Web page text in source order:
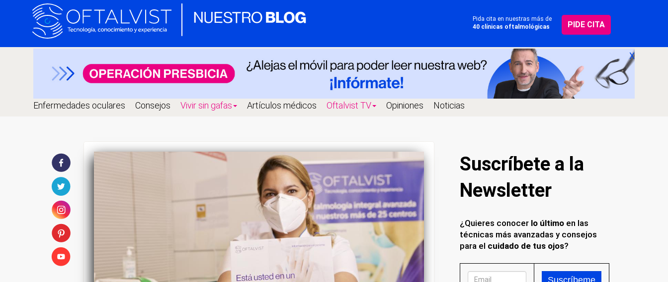
Pida cita en nuestras más de
40 clínicas oftalmológicas
PIDE CITA
X
Enfermedades oculares Consejos Vivir sin gafas Artículos médicos Oftalvist TV Opiniones Noticias
Suscríbete a la
Newsletter
¿Quieres conocer lo últimoen las
técnicas más avanzadas y consejos
para el cuidado de tus ojos?